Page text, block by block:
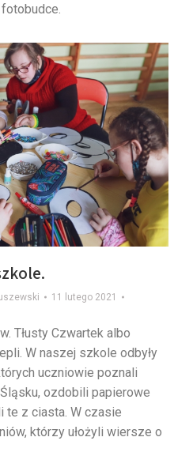
11 lutego 2021
Tłusty Czwartek albo
W naszej szkole odbyły
uczniowie poznali
ozdobili papierowe
te z ciasta. W czasie
którzy ułożyli wiersze o